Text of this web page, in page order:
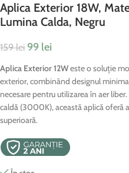
Aplica Exterior 18W,
Lumina Calda, Negru
159lei 99 lei
Aplica Exterior 12Weste o soluție
exterior, combinând designul
necesare pentru utilizarea în aer
caldă (3000K), această aplică oferă
superioară.